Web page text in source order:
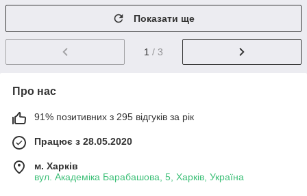
Показати ще
1 / 3
Про нас
91% позитивних з 295 відгуків за рік
Працює з 28.05.2020
м. Харків
вул. Академіка Барабашова, 5, Харків, Україна